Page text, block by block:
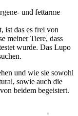
und fettarme
ist das es frei von
meiner Tiere, dass
wurde. Das Lupo
und wie sie sowohl
sowie auch die
beidem begeistert.